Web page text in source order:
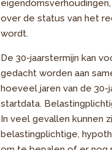
over de status van het
wordt.
De 30-jaarstermijn kan
gedacht worden aan
hoeveel jaren van de
startdata.
In veel gevallen kunnen
belastingplichtige,